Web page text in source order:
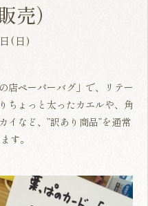
売）
(日)
店ペーパーバグ」で、リテー
ちょっと太ったカエルや、角
イなど、”訳あり商品”を通常
す。